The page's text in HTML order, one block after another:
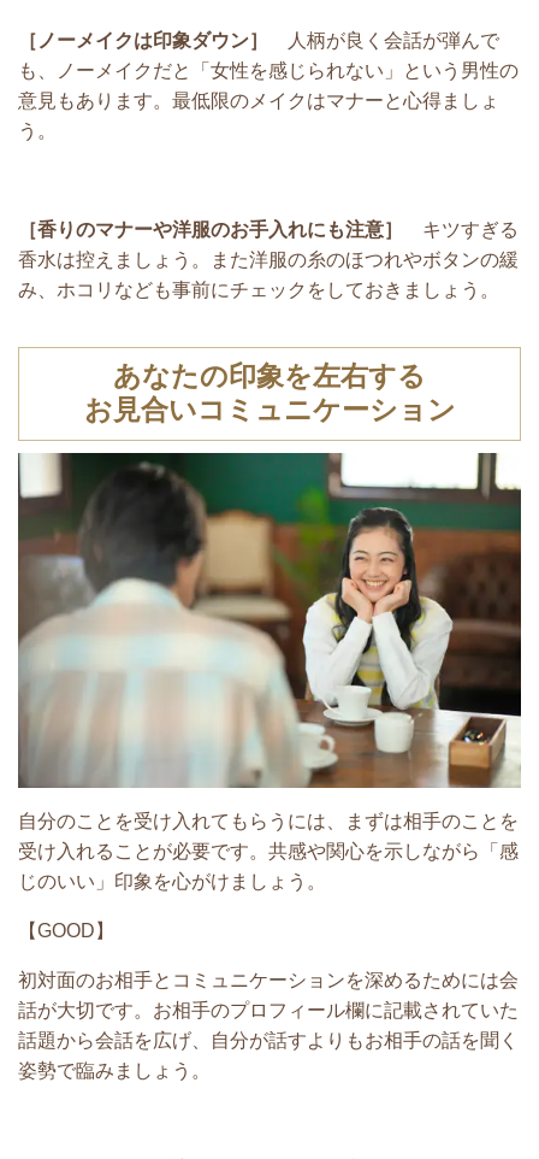
［ノーメイクは印象ダウン］
人柄が良く会話が弾んで
も、ノーメイクだと「女性を感じられない」という男性の
意見もあります。最低限のメイクはマナーと心得ましょ
う。
［香りのマナーや洋服のお手入れにも注意］
キツすぎる
香水は控えましょう。また洋服の糸のほつれやボタンの緩
み、ホコリなども事前にチェックをしておきましょう。
あなたの印象を左右する
お見合いコミュニケーション
自分のことを受け入れてもらうには、まずは相手のことを
受け入れることが必要です。共感や関心を示しながら「感
じのいい」印象を心がけましょう。
【GOOD】
初対面のお相手と コミュニケーションを深めるためには会
話が大切です。お相手のプロフィール欄に記載されていた
話題から会話を広げ、自分が話すよりもお相手の話を聞く
姿勢で臨みましょう。